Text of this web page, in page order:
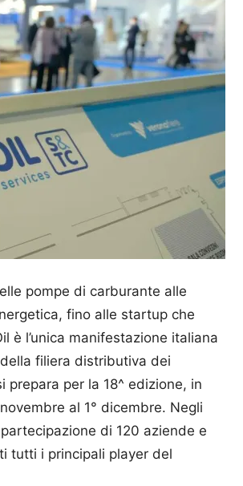
pompe di carburante alle
fino alle startup che
è l’unica manifestazione italiana
filiera distributiva dei
prepara per la 18^ edizione, in
al 1° dicembre. Negli
di 120 aziende e
tutti i principali player del